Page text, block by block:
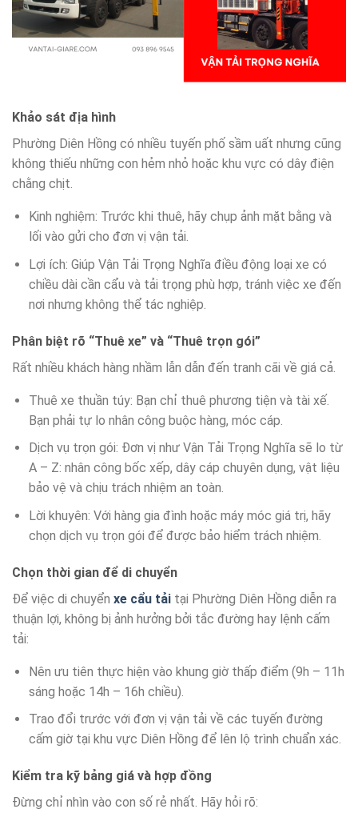
Khảo sát địa hình
Phường Diên Hồng có nhiều tuyến phố sầm uất nhưng cũng
không thiếu những con hẻm nhỏ hoặc khu vực có dây điện
chằng chịt.
Kinh nghiệm: Trước khi thuê, hãy chụp ảnh mặt bằng và
lối vào gửi cho đơn vị vận tải.
Lợi ích: Giúp Vận Tải Trọng Nghĩa điều động loại xe có
chiều dài cần cẩu và tải trọng phù hợp, tránh việc xe đến
nơi nhưng không thể tác nghiệp.
Phân biệt rõ “Thuê xe” và “Thuê trọn gói”
Rất nhiều khách hàng nhầm lẫn dẫn đến tranh cãi về giá cả.
Thuê xe thuần túy: Bạn chỉ thuê phương tiện và tài xế.
Bạn phải tự lo nhân công buộc hàng, móc cáp.
Dịch vụ trọn gói: Đơn vị như Vận Tải Trọng Nghĩa sẽ lo từ
A – Z: nhân công bốc xếp, dây cáp chuyên dụng, vật liệu
bảo vệ và chịu trách nhiệm an toàn.
Lời khuyên: Với hàng gia đình hoặc máy móc giá trị, hãy
chọn dịch vụ trọn gói để được bảo hiểm trách nhiệm.
Chọn thời gian để di chuyển
Để việc di chuyển xe cẩu tải tại Phường Diên Hồng diễn ra
thuận lợi, không bị ảnh hưởng bởi tắc đường hay lệnh cấm
tải:
Nên ưu tiên thực hiện vào khung giờ thấp điểm (9h – 11h
sáng hoặc 14h – 16h chiều).
Trao đổi trước với đơn vị vận tải về các tuyến đường
cấm giờ tại khu vực Diên Hồng để lên lộ trình chuẩn xác.
Kiểm tra kỹ bảng giá và hợp đồng
Đừng chỉ nhìn vào con số rẻ nhất. Hãy hỏi rõ: